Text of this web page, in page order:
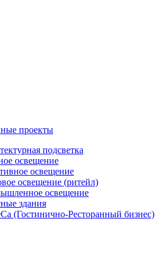
проекты
подсветка
освещение
освещение
освещение (ритейл)
освещение
здания
(Гостинично-Ресторанный бизнес)